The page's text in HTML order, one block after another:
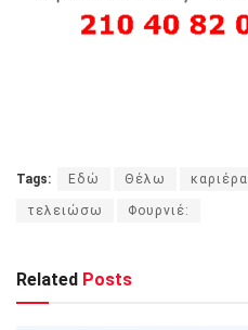
Tags: Εδώ Θέλω καριέρα
τελειώσω Φουρνιέ:
Related Posts